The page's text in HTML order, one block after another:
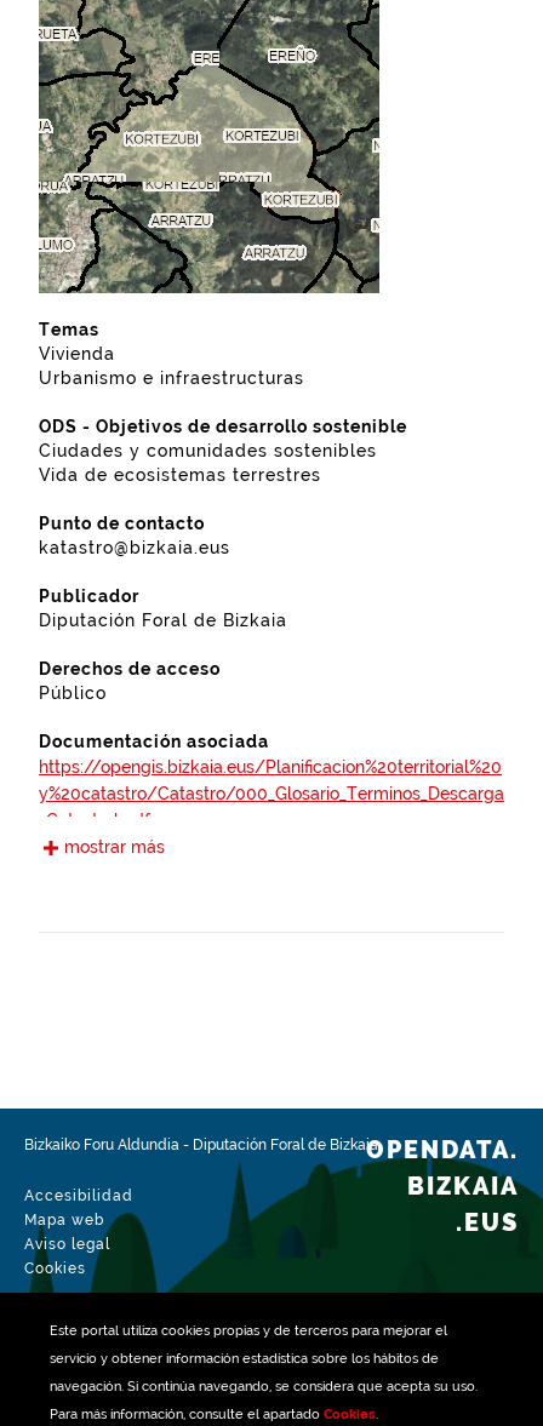
Este portal utiliza cookiespropias y de terceros para mejorar el
servicio y obtener información estadística sobre los hábitos de
navegación. Si continúa navegando, se considera que acepta su uso.
Para más información, consulte el apartado Cookies.
Temas
Vivienda
Urbanismo e infraestructuras
ODS - Objetivos de desarrollo sostenible
Ciudades y comunidades sostenibles
Vida de ecosistemas terrestres
Punto de contacto
katastro@bizkaia.eus
Publicador
Diputación Foral de Bizkaia
Derechos de acceso
Público
Documentación asociada
https://opengis.bizkaia.eus/Planificacion%20territorial%20
y%20catastro/Catastro/000_Glosario_Terminos_Descarga
_Catastral.pdf
https://www.geonames.org/6362441/kortezubi.html
Tipo
Información geográfica
Fecha de modificación del conjunto de datos
02-08-2026
mostrar más
Bizkaiko Foru Aldundia - Diputación Foral de Bizkaia
Accesibilidad
Mapa web
Aviso legal
Cookies
OPENDATA.
BIZKAIA
.EUS